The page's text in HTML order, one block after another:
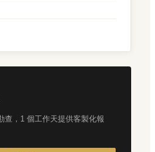
查，1 個工作天提供客製化報